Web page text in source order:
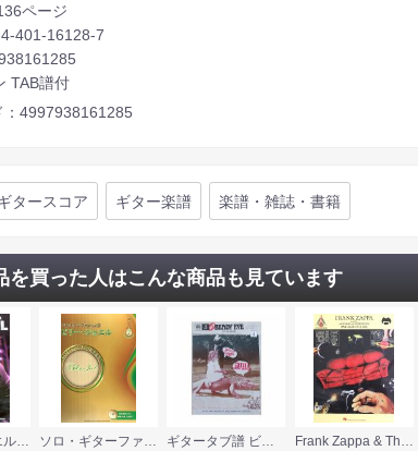
ページ
401-16128-7
TAB譜付
：4997938161285
タースコア ギター楽譜 楽譜・雑誌・書籍
を買った人はこんな商品も見ています
ビリー・ジョエル コンプリート・ピアノ・プレイヤー シンコーミュージック
ソロ・ギターファン 2 ビリー・ジョエル 参考演奏CD付 ヤマハミュージックメディア
ギタータブ譜 ビーディ・アイ「ディファレント・ギア、スティル・スピーディング」 シンコーミュージック
Frank Zappa & The Mothers of Invention One Size Fits All TAB譜付き シンコーミュージック